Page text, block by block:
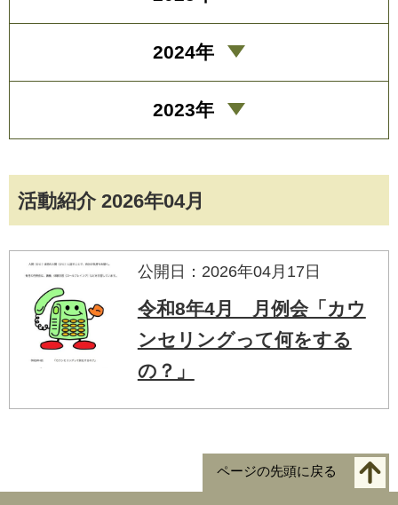
活動紹介 2026年04月
公開日：2026年04月17日
令和8年4月 月例会「カウ
ンセリングって何をする
の？」
2024年
2023年
ページの先頭に戻る